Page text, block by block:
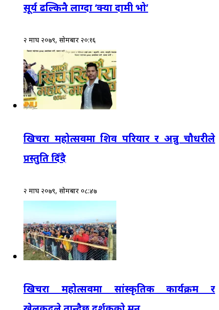
सूर्य ढल्किनै लाग्दा ‘क्या दामी भो’
२ माघ २०७९, सोमबार २०:१६
खिचरा महोत्सवमा शिव परियार र अन्नु चौधरीले
प्रस्तुति दिँदै
२ माघ २०७९, सोमबार ०८:४७
खिचरा महोत्सवमा सांस्कृतिक कार्यक्रम र